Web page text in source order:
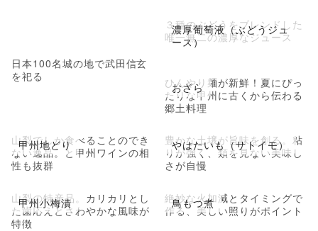
日本100名城の地で武田信玄
を祀る
濃厚葡萄液（ぶどうジュ
ース）
３種のぶどうをブレンドした
唯一無二の濃厚なジュース
おざら
ひんやり麺が新鮮！夏にぴっ
たりな甲州に古くから伝わる
郷土料理
甲州地どり
山梨でしか食べることのでき
ない逸品。と甲州ワインの相
性も抜群
やはたいも（サトイモ）
豊かな土壌が旨味を創る。粘
りが強く、類を見ない美味し
さが自慢
甲州小梅漬
山梨の特産品。カリカリとし
た歯応えとさわやかな風味が
特徴
鳥もつ煮
絶妙な火加減とタイミングで
作る、美しい照りがポイント